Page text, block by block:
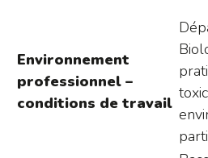
Environnement
professionnel –
conditions de travail